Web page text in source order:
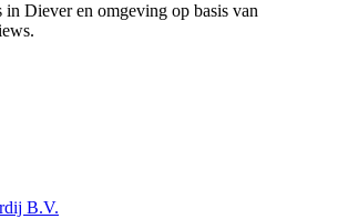
in Diever en omgeving op basis van
B.V.